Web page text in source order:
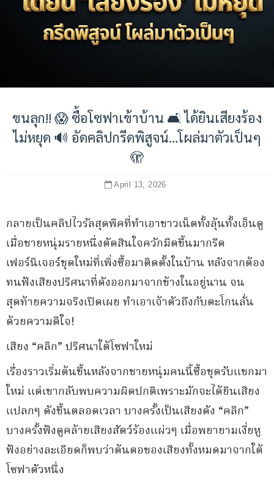
ขนลุก!! 😱 ซื้อโซฟาเข้าบ้าน 🛋️ ได้ยินเสียงร้อง
ไม่หยุด 🔊 อัดคลิปกรีดพิสูจน์…โผล่มาตัวเป็นๆ
🫣
April 13, 2026
กลายเป็นคลิปไวรัลสุดพีคที่ทำเอาชาวเน็ตทั้งลุ้นทั้งเอ็นดู
เมื่อชายหนุ่มรายหนึ่งตัดสินใจควักมีดขึ้นมากรีด
เฟอร์นิเจอร์ชุดใหม่ที่เพิ่งซื้อมาติดตั้งในบ้าน หลังจากต้อง
ทนฟังเสียงปริศนาที่ดังออกมาจากข้างในอยู่นาน จน
สุดท้ายความจริงเปิดเผย ทำเอาเจ้าตัวถึงกับตะโกนลั่น
ด้วยความดีใจ!
เสียง “คลิก” ปริศนาใต้โซฟาใหม่
เรื่องราวเริ่มต้นขึ้นหลังจากชายหนุ่มคนนี้ซื้อชุดรับแขกมา
ใหม่ แต่เขากลับพบความผิดปกติเพราะมักจะได้ยินเสียง
แปลกๆ ดังขึ้นตลอดเวลา บางครั้งเป็นเสียงดัง “คลิก”
บางครั้งฟังดูคล้ายเสียงสัตว์ร้องแผ่วๆ เมื่อพยายามเงี่ยหู
ฟังอย่างละเอียดก็พบว่าต้นตอของเสียงทั้งหมดมาจากใต้
โซฟาตัวหนึ่ง